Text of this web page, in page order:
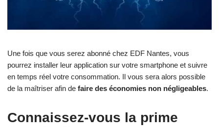
Une fois que vous serez abonné chez EDF Nantes, vous
pourrez installer leur application sur votre smartphone et suivre
en temps réel votre consommation. Il vous sera alors possible
de la maîtriser afin de faire des économies non négligeables.
Connaissez-vous la prime